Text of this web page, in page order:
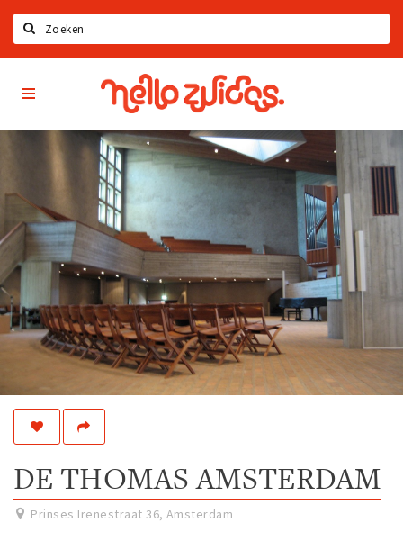
Home
Latest news
Upcoming events
Zuidas Jobs
Offers & Deals
Restaurants
Hotels
Shops
Live
Work
Travel
Sports & leisure
Hello
Zuidas
App
DE THOMAS AMSTERDAM
Prinses Irenestraat 36,Amsterdam